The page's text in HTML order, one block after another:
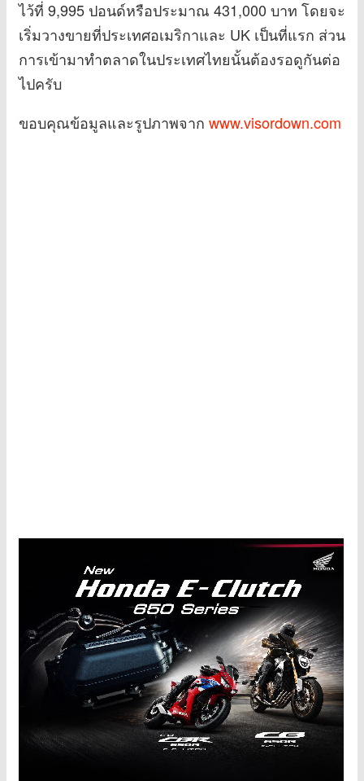
ไว้ที่ 9,995 ปอนด์หรือประมาณ 431,000 บาท โดยจะ
เริ่มวางขายที่ประเทศอเมริกาและ UK เป็นที่แรก ส่วน
การเข้ามาทำตลาดในประเทศไทยนั้นต้องรอดูกันต่อ
ไปครับ
ขอบคุณข้อมูลและรูปภาพจาก www.visordown.com